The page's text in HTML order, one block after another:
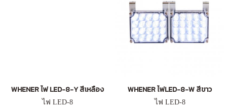
WHENER ไฟ LED-8-Y สีเหลือง
ไฟ LED-8
WHENER ไฟLED-8-W สีขาว
ไฟ LED-8